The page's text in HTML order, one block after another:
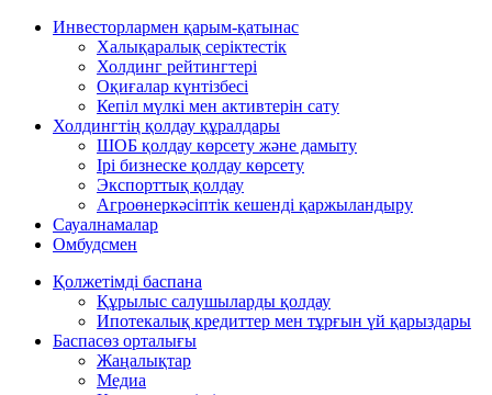
Инвесторлармен қарым-қатынас
Халықаралық серіктестік
Холдинг рейтингтері
Оқиғалар күнтізбесі
Кепіл мүлкі мен активтерін сату
Холдингтің қолдау құралдары
ШОБ қолдау көрсету және дамыту
Ірі бизнеске қолдау көрсету
Экспорттық қолдау
Агроөнеркәсіптік кешенді қаржыландыру
Сауалнамалар
Омбудсмен
Қолжетімді баспана
Құрылыс салушыларды қолдау
Ипотекалық кредиттер мен тұрғын үй қарыздары
Баспасөз орталығы
Жаңалықтар
Медиа